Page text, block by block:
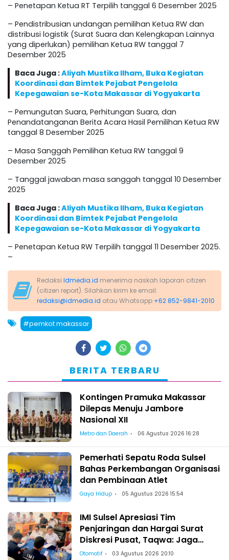
– Penetapan Ketua RT Terpilih tanggal 6 Desember 2025
– Pendistribusian undangan pemilihan Ketua RW dan
distribusi logistik (Surat Suara dan Kelengkapan Lainnya
yang diperlukan) pemilihan Ketua RW tanggal 7
Desember 2025
Baca Juga :Aliyah Mustika Ilham, Buka Kegiatan
Koordinasi dan Bimtek Pejabat Pengelola
Kepegawaian se-Kota Makassar di Yogyakarta
– Pemungutan Suara, Perhitungan Suara, dan
Penandatanganan Berita Acara Hasil Pemilihan Ketua RW
tanggal 8 Desember 2025
– Masa Sanggah Pemilihan Ketua RW tanggal 9
Desember 2025
– Tanggal jawaban masa sanggah tanggal 10 Desember
2025
Baca Juga :Aliyah Mustika Ilham, Buka Kegiatan
Koordinasi dan Bimtek Pejabat Pengelola
Kepegawaian se-Kota Makassar di Yogyakarta
– Penetapan Ketua RW Terpilih tanggal 11 Desember 2025.
–
Redaksi Idmedia.id menerima naskah laporan citizen
(citizen report). Silahkan kirim ke email:
redaksi@idmedia.id atau Whatsapp +62 852-9841-2010
#pemkot makassar
BERITA TERBARU
Kontingen Pramuka Makassar
Dilepas Menuju Jambore
Nasional XII
Metro dan Daerah 06 Agustus 2026 16:28
Pemerhati Sepatu Roda Sulsel
Bahas Perkembangan Organisasi
dan Pembinaan Atlet
Gaya Hidup 05 Agustus 2026 15:54
IMI Sulsel Apresiasi Tim
Penjaringan dan Hargai Surat
Diskresi Pusat, Taqwa: Jaga
Kekeluargaan-Kebersamaan
Otomotif 03 Agustus 2026 20:10